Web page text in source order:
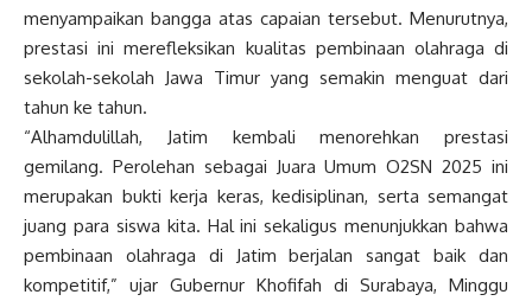
menyampaikan bangga atas capaian tersebut. Menurutnya,
prestasi ini merefleksikan kualitas pembinaan olahraga di
sekolah-sekolah Jawa Timur yang semakin menguat dari
tahun ke tahun.
“Alhamdulillah, Jatim kembali menorehkan prestasi
gemilang. Perolehan sebagai Juara Umum O2SN 2025 ini
merupakan bukti kerja keras, kedisiplinan, serta semangat
juang para siswa kita. Hal ini sekaligus menunjukkan bahwa
pembinaan olahraga di Jatim berjalan sangat baik dan
kompetitif,” ujar Gubernur Khofifah di Surabaya, Minggu